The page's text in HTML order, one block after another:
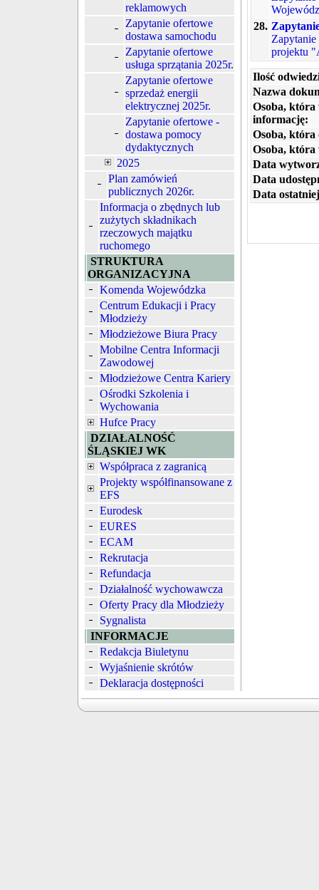
reklamowych
Zapytanie ofertowe
dostawa samochodu
Zapytanie ofertowe
usługa sprzątania 2025r.
Zapytanie ofertowe
sprzedaż energii
elektrycznej 2025r.
Zapytanie ofertowe -
dostawa pomocy
dydaktycznych
2025
Plan zamówień
publicznych 2026r.
Informacja o zbędnych lub
zużytych składnikach
rzeczowych majątku
ruchomego
STRUKTURA
ORGANIZACYJNA
Komenda Wojewódzka
Centrum Edukacji i Pracy
Młodzieży
Młodzieżowe Biura Pracy
Mobilne Centra Informacji
Zawodowej
Młodzieżowe Centra Kariery
Ośrodki Szkolenia i
Wychowania
Hufce Pracy
DZIAŁALNOŚĆ
ŚLĄSKIEJ WK
Współpraca z zagranicą
Projekty współfinansowane z
EFS
Eurodesk
EURES
ECAM
Rekrutacja
Refundacja
Działalność wychowawcza
Oferty Pracy dla Młodzieży
Sygnalista
INFORMACJE
Redakcja Biuletynu
Wyjaśnienie skrótów
Deklaracja dostępności
28.
projektu
Ilość
Nazwa
Osoba, która
informację:
Osoba, która
Osoba, która
Data
Data
Data